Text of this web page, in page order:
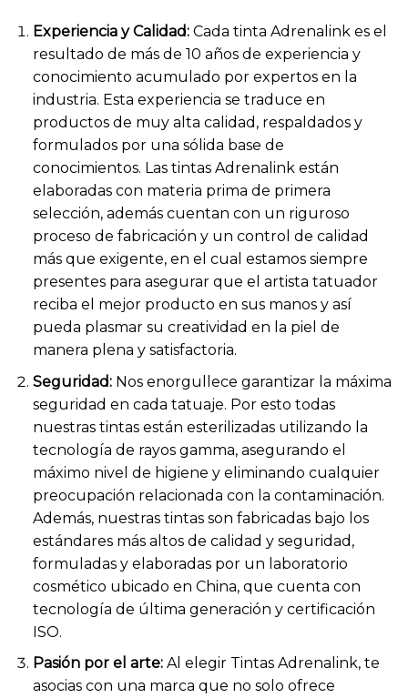
Experiencia y Calidad:Cada tinta Adrenalink es el
resultado de más de 10 años de experiencia y
conocimiento acumulado por expertos en la
industria. Esta experiencia se traduce en
productos de muy alta calidad, respaldados y
formulados por una sólida base de
conocimientos. Las tintas Adrenalink están
elaboradas con materia prima de primera
selección, además cuentan con un riguroso
proceso de fabricación y un control de calidad
más que exigente, en el cual estamos siempre
presentes para asegurar que el artista tatuador
reciba el mejor producto en sus manos y así
pueda plasmar su creatividad en la piel de
manera plena y satisfactoria.
Seguridad:Nos enorgullece garantizar la máxima
seguridad en cada tatuaje. Por esto todas
nuestras tintas están esterilizadas utilizando la
tecnología de rayos gamma, asegurando el
máximo nivel de higiene y eliminando cualquier
preocupación relacionada con la contaminación.
Además, nuestras tintas son fabricadas bajo los
estándares más altos de calidad y seguridad,
formuladas y elaboradas por un laboratorio
cosmético ubicado en China, que cuenta con
tecnología de última generación y certificación
ISO.
Pasión por el arte:Al elegir Tintas Adrenalink, te
asocias con una marca que no solo ofrece